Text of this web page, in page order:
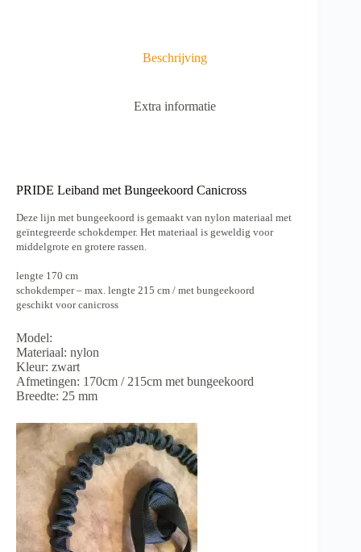
Beschrijving
Extra informatie
PRIDE Leiband met Bungeekoord Canicross
Deze lijn met bungeekoord is gemaakt van nylon materiaal met
geïntegreerde schokdemper. Het materiaal is geweldig voor
middelgrote en grotere rassen.
lengte 170 cm
schokdemper – max. lengte 215 cm / met bungeekoord
geschikt voor canicross
Model:
Materiaal: nylon
Kleur: zwart
Afmetingen: 170cm / 215cm met bungeekoord
Breedte: 25 mm